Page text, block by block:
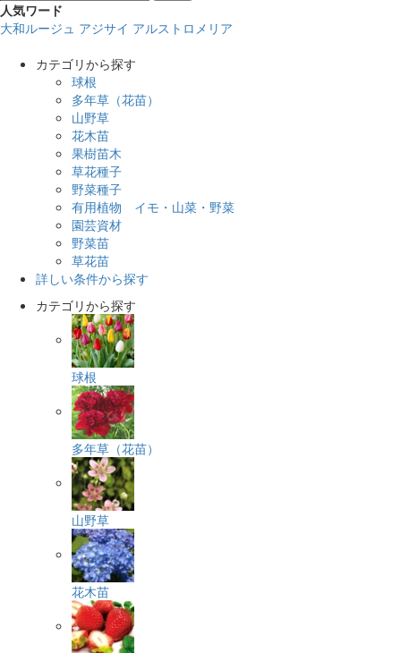
人気ワード
大和ルージュ アジサイ アルストロメリア
カテゴリから探す
球根
多年草（花苗）
山野草
花木苗
果樹苗木
草花種子
野菜種子
有用植物 イモ・山菜・野菜
園芸資材
野菜苗
草花苗
詳しい条件から探す
カテゴリから探す
球根
多年草（花苗）
山野草
花木苗